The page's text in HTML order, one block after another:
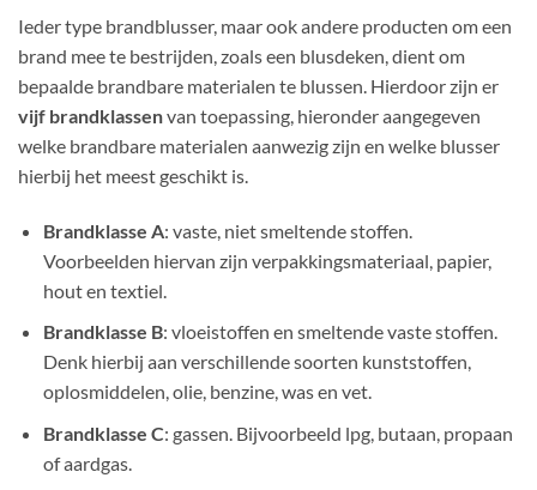
Ieder type brandblusser, maar ook andere producten om een
brand mee te bestrijden, zoals een blusdeken, dient om
bepaalde brandbare materialen te blussen. Hierdoor zijn er
vijf brandklassenvan toepassing, hieronder aangegeven
welke brandbare materialen aanwezig zijn en welke blusser
hierbij het meest geschikt is.
Brandklasse A: vaste, niet smeltende stoffen.
Voorbeelden hiervan zijn verpakkingsmateriaal, papier,
hout en textiel.
Brandklasse B: vloeistoffen en smeltende vaste stoffen.
Denk hierbij aan verschillende soorten kunststoffen,
oplosmiddelen, olie, benzine, was en vet.
Brandklasse C: gassen. Bijvoorbeeld lpg, butaan, propaan
of aardgas.